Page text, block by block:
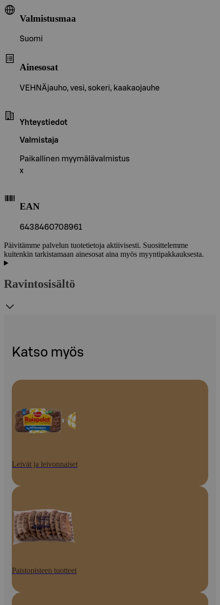
Valmistusmaa
Suomi
Ainesosat
VEHNÄjauho, vesi, sokeri, kaakaojauhe
Yhteystiedot
Valmistaja
Paikallinen myymälävalmistus
x
EAN
6438460708961
Päivitämme palvelun tuotetietoja aktiivisesti. Suosittelemme
kuitenkin tarkistamaan ainesosat aina myös myyntipakkauksesta.
Ravintosisältö
Katso myös
Leivät ja leivonnaiset
Paistopisteen tuotteet